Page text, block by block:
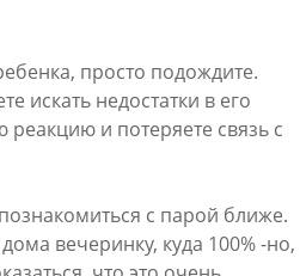
просто подождите.
искать недостатки в его
и потеряете связь с
с парой ближе.
вечеринку, куда 100% -но,